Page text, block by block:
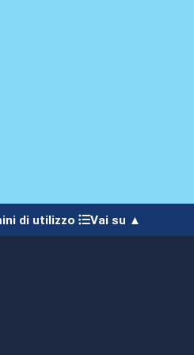
di utilizzo Vai su ▲